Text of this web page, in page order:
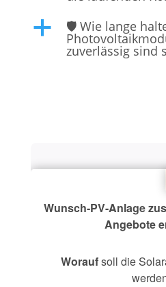
a 🛡️ Wie lange
zuverlässig sind
Wunsch-PV-Anlage
Angebote
Woraufsoll die